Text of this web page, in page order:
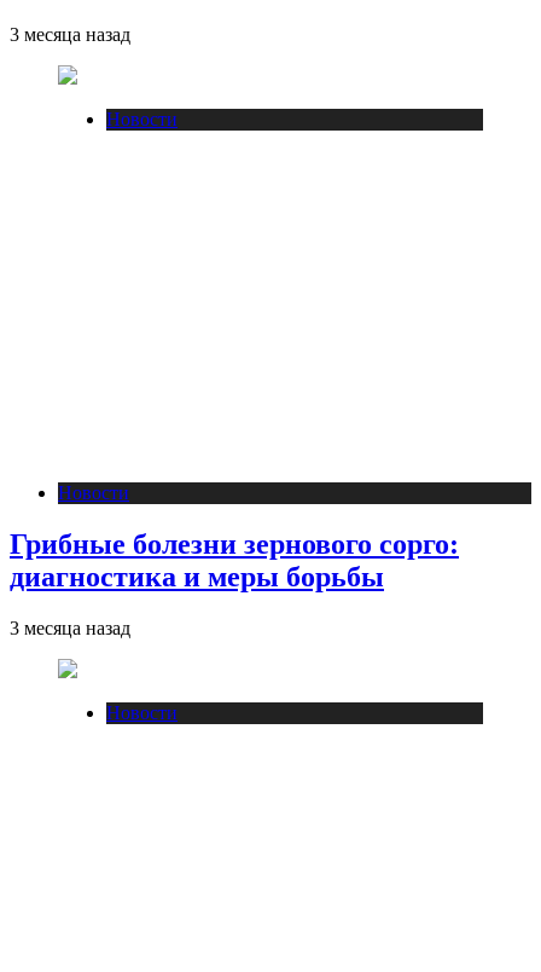
3 месяца назад
Новости
Новости
Грибные болезни зернового сорго:
диагностика и меры борьбы
3 месяца назад
Новости